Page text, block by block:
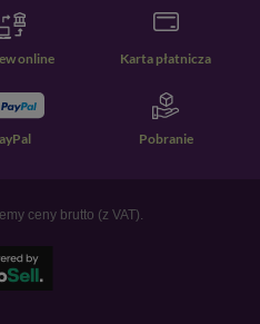
online Karta płatnicza
Pobranie
ceny brutto (z VAT).